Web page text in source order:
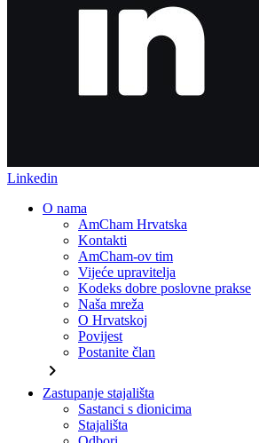
Linkedin
O nama
AmCham Hrvatska
Kontakti
AmCham-ov tim
Vijeće upravitelja
Kodeks dobre poslovne prakse
Naša mreža
O Hrvatskoj
Povijest
Postanite član
chevron_right
Zastupanje stajališta
Sastanci s dionicima
Stajališta